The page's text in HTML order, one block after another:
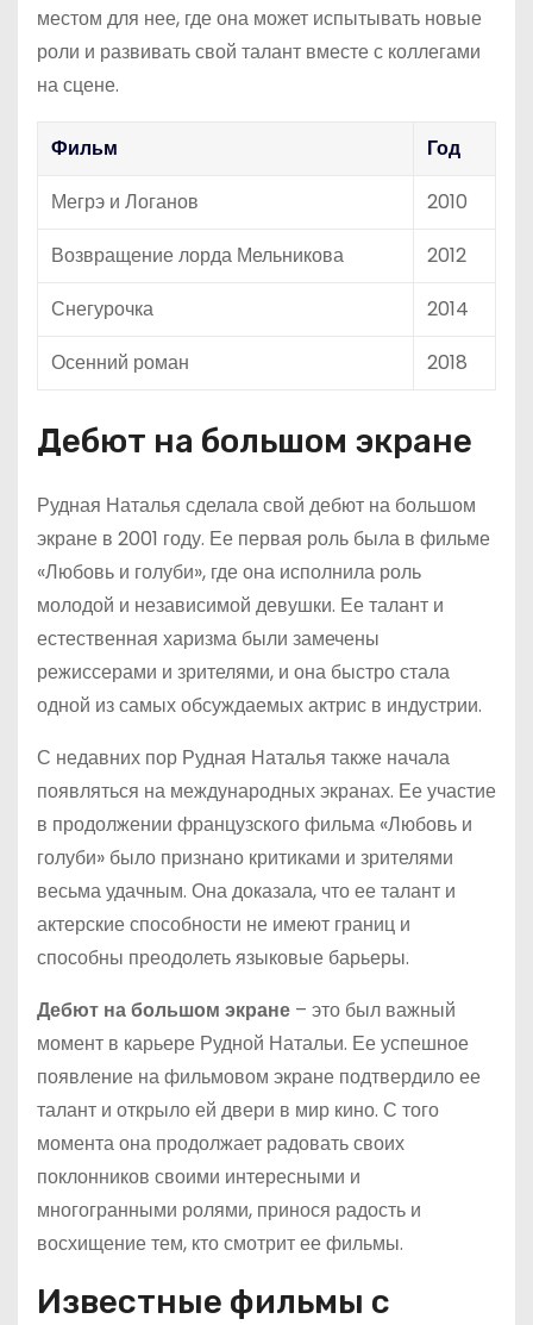
местом для нее, где она может испытывать новые
роли и развивать свой талант вместе с коллегами
на сцене.
Фильм
Год
Мегрэ и Логанов
2010
Возвращение лорда Мельникова
2012
Снегурочка
2014
Осенний роман
2018
Дебют на большом экране
Рудная Наталья сделала свой дебют на большом
экране в 2001 году. Ее первая роль была в фильме
«Любовь и голуби», где она исполнила роль
молодой и независимой девушки. Ее талант и
естественная харизма были замечены
режиссерами и зрителями, и она быстро стала
одной из самых обсуждаемых актрис в индустрии.
С недавних пор Рудная Наталья также начала
появляться на международных экранах. Ее участие
в продолжении французского фильма «Любовь и
голуби» было признано критиками и зрителями
весьма удачным. Она доказала, что ее талант и
актерские способности не имеют границ и
способны преодолеть языковые барьеры.
Дебют на большом экране – это был важный
момент в карьере Рудной Натальи. Ее успешное
появление на фильмовом экране подтвердило ее
талант и открыло ей двери в мир кино. С того
момента она продолжает радовать своих
поклонников своими интересными и
многогранными ролями, принося радость и
восхищение тем, кто смотрит ее фильмы.
Известные фильмы с